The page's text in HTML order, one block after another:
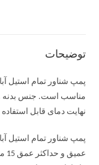
توضیحات
مناسب است. جنس بدنه و
نهایت دمای قابل استفاده در این پمپ